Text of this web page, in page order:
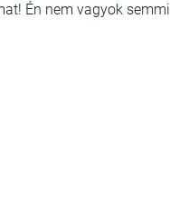
Én nem vagyok semmi